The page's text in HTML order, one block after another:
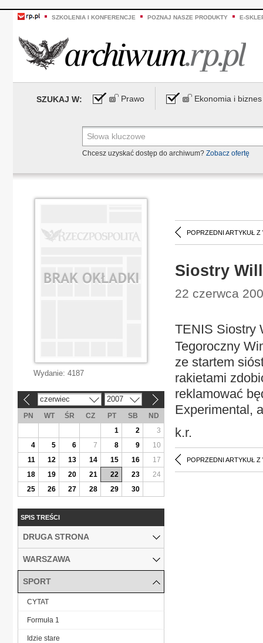
SZKOLENIA I KONFERENCJE POZNAJ NASZE PRODUKTY E-
SZUKAJ W: Prawo Ekonomia i biznes
Chcesz uzyskać dostęp do archiwum? Zobacz ofertę
POPRZEDNI ARTYKUŁ Z
Siostry
22 czerwca
TENIS Siostry
Tegoroczny
ze startem
rakietami
reklamować
Experimental,
k.r.
POPRZEDNI ARTYKUŁ Z
Wydanie: 4187
czerwiec 2007
PN WT ŚR CZ PT SB
ND
1
2
3
4
5 6 7 8 9
10
11
12 13 14 15 16
17
18
19 20 21 22 23
24
25
26 27 28 29 30
SPIS TREŚCI
DRUGA STRONA
WARSZAWA
SPORT
CYTAT
Formuła 1
Idzie stare